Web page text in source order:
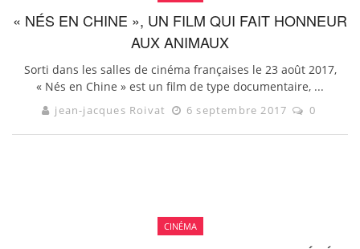
« NÉS EN CHINE », UN FILM QUI FAIT HONNEUR
AUX ANIMAUX
Sorti dans les salles de cinéma françaises le 23 août 2017,
« Nés en Chine » est un film de type documentaire, ...
jean-jacques Roivat 6 septembre 2017 0
CINÉMA